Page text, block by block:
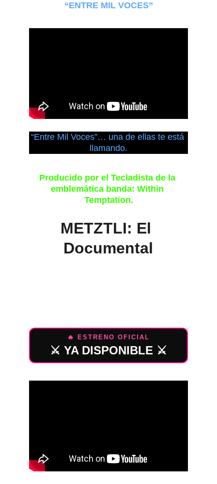
“Entre Mil Voces”… una de ellas te está
llamando.
Producido por el Tecladista de la
emblemática banda: Within
Temptation.
“ENTRE MIL VOCES”
METZTLI: El
Documental